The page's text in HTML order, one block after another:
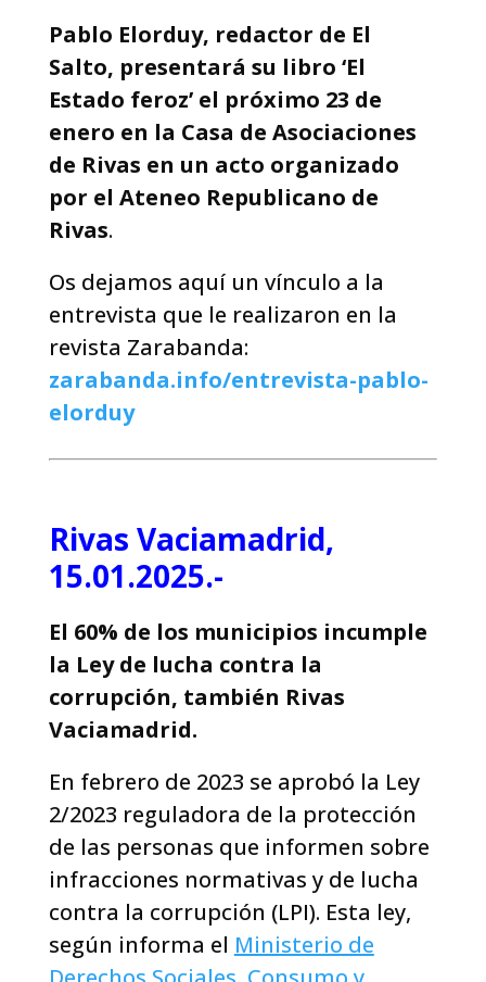
Pablo Elorduy, redactor de El
Salto, presentará su libro ‘El
Estado feroz’ el próximo 23 de
enero en la Casa de Asociaciones
de Rivas en un acto organizado
por el Ateneo Republicano de
Rivas.
Os dejamos aquí un vínculo a la
entrevista que le realizaron en la
revista Zarabanda:
zarabanda.info/entrevista-pablo-
elorduy
Rivas Vaciamadrid,
15.01.2025.-
El 60% de los municipios incumple
la Ley de lucha contra la
corrupción, también Rivas
Vaciamadrid.
En febrero de 2023 se aprobó la Ley
2/2023 reguladora de la protección
de las personas que informen sobre
infracciones normativas y de lucha
contra la corrupción (LPI). Esta ley,
según informa el Ministerio de